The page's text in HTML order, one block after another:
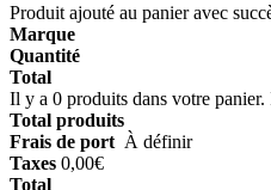
Produit ajouté au panier avec
Marque
Quantité
Total
Il y a 0 produits dans votre panier.
Total produits
Frais de port À définir
Taxes 0,00€
Total